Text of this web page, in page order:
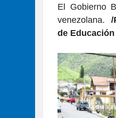
El Gobierno
venezolana.
/
de